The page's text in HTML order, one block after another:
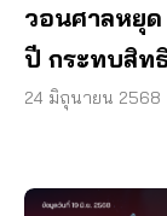
วอนศาลหยุ
ปี กระทบสิท
24 มิถุนายน 2568